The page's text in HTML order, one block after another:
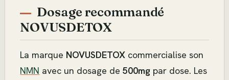
Dosage recommandé
NOVUSDETOX
La marque NOVUSDETOX commercialise son
NMN avec un dosage de500mg par dose. Les